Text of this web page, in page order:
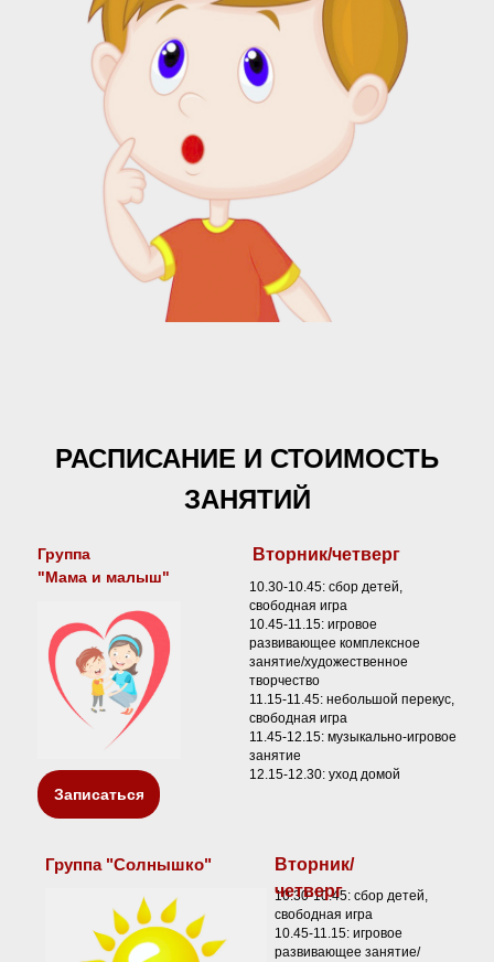
РАСПИСАНИЕ И СТОИМОСТЬ
ЗАНЯТИЙ
10.30-10.45: сбор детей,
свободная игра
10.45-11.15: игровое
развивающее занятие/
Вторник/
четверг
Группа "Солнышко"
Вторник/четверг
10.30-10.45: сбор детей,
свободная игра
10.45-11.15: игровое
развивающее комплексное
занятие/художественное
творчество
11.15-11.45: небольшой перекус,
свободная игра
11.45-12.15: музыкально-игровое
занятие
12.15-12.30: уход домой
Группа
"Мама и малыш"
Записаться